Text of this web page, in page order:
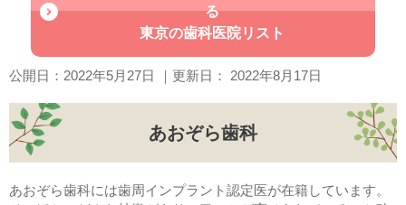
る
東京の歯科医院リスト
公開日： 2022年5月27日 ｜更新日： 2022年8月17日
あおぞら歯科
あおぞら歯科には歯周インプラント認定医が在籍しています。